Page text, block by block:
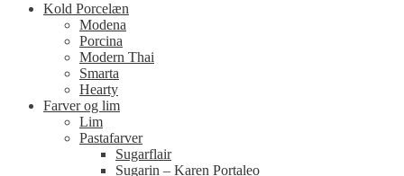
Kold Porcelæn
Modena
Porcina
Modern Thai
Smarta
Hearty
Farver og lim
Lim
Pastafarver
Sugarflair
Sugarin – Karen Portaleo